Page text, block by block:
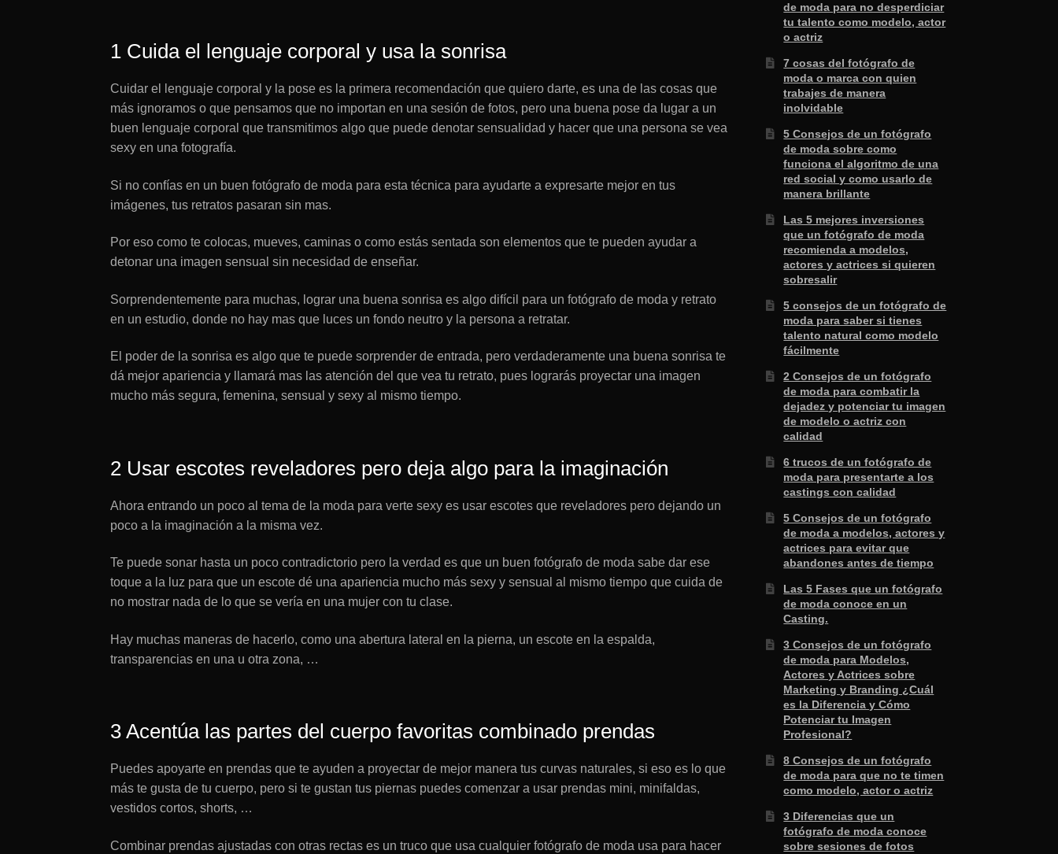
1 Cuida el lenguaje corporal y usa la sonrisa
Cuidar el lenguaje corporal y la pose es la primera recomendación que quiero darte, es una de las cosas que
más ignoramos o que pensamos que no importan en una sesión de fotos, pero una buena pose da lugar a un
buen lenguaje corporal que transmitimos algo que puede denotar sensualidad y hacer que una persona se vea
sexy en una fotografía.
Si no confías en un buen fotógrafo de moda para esta técnica para ayudarte a expresarte mejor en tus
imágenes, tus retratos pasaran sin mas.
Por eso como te colocas, mueves, caminas o como estás sentada son elementos que te pueden ayudar a
detonar una imagen sensual sin necesidad de enseñar.
Sorprendentemente para muchas, lograr una buena sonrisa es algo difícil para un fotógrafo de moda y retrato
en un estudio, donde no hay mas que luces un fondo neutro y la persona a retratar.
El poder de la sonrisa es algo que te puede sorprender de entrada, pero verdaderamente una buena sonrisa te
dá mejor apariencia y llamará mas las atención del que vea tu retrato, pues lograrás proyectar una imagen
mucho más segura, femenina, sensual y sexy al mismo tiempo.
2 Usar escotes reveladores pero deja algo para la imaginación
Ahora entrando un poco al tema de la moda para verte sexy es usar escotes que reveladores pero dejando un
poco a la imaginación a la misma vez.
Te puede sonar hasta un poco contradictorio pero la verdad es que un buen fotógrafo de moda sabe dar ese
toque a la luz para que un escote dé una apariencia mucho más sexy y sensual al mismo tiempo que cuida de
no mostrar nada de lo que se vería en una mujer con tu clase.
Hay muchas maneras de hacerlo, como una abertura lateral en la pierna, un escote en la espalda,
transparencias en una u otra zona, …
3 Acentúa las partes del cuerpo favoritas combinado prendas
Puedes apoyarte en prendas que te ayuden a proyectar de mejor manera tus curvas naturales, si eso es lo que
más te gusta de tu cuerpo, pero si te gustan tus piernas puedes comenzar a usar prendas mini, minifaldas,
vestidos cortos, shorts, …
Combinar prendas ajustadas con otras rectas es un truco que usa cualquier fotógrafo de moda usa para hacer
de moda para no desperdiciar
tu talento como modelo, actor
o actriz
7 cosas del fotógrafo de
moda o marca con quien
trabajes de manera
inolvidable
5 Consejos de un fotógrafo
de moda sobre como
funciona el algoritmo de una
red social y como usarlo de
manera brillante
Las 5 mejores inversiones
que un fotógrafo de moda
recomienda a modelos,
actores y actrices si quieren
sobresalir
5 consejos de un fotógrafo de
moda para saber si tienes
talento natural como modelo
fácilmente
2 Consejos de un fotógrafo
de moda para combatir la
dejadez y potenciar tu imagen
de modelo o actriz con
calidad
6 trucos de un fotógrafo de
moda para presentarte a los
castings con calidad
5 Consejos de un fotógrafo
de moda a modelos, actores y
actrices para evitar que
abandones antes de tiempo
Las 5 Fases que un fotógrafo
de moda conoce en un
Casting.
3 Consejos de un fotógrafo
de moda para Modelos,
Actores y Actrices sobre
Marketing y Branding ¿Cuál
es la Diferencia y Cómo
Potenciar tu Imagen
Profesional?
8 Consejos de un fotógrafo
de moda para que no te timen
como modelo, actor o actriz
3 Diferencias que un
fotógrafo de moda conoce
sobre sesiones de fotos